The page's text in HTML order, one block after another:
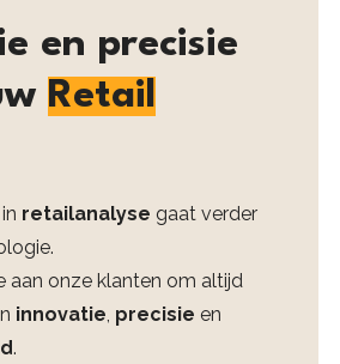
en precisie
Retail
in retailanalyse gaat verder
aan onze klanten om altijd
innovatie, precisie en
.